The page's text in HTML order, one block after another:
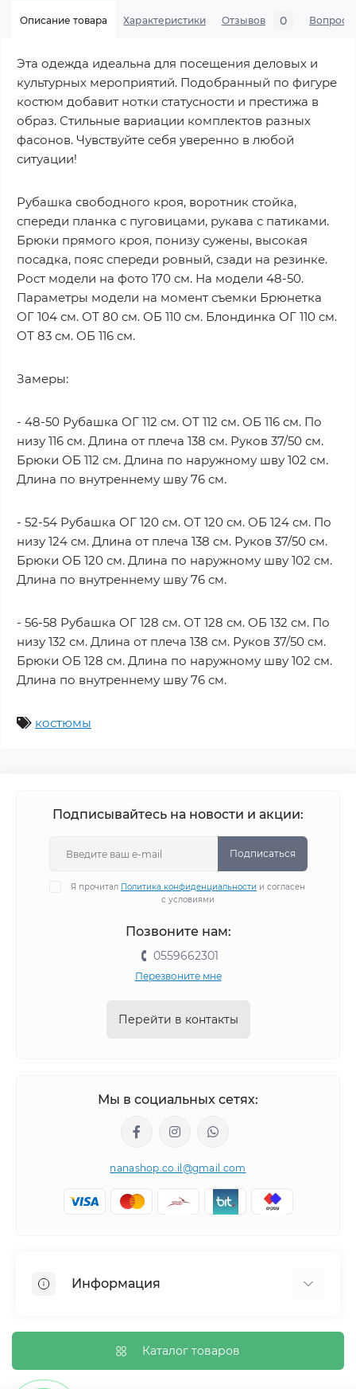
Описание товара Характеристики Отзывов 0 Вопросы
Эта одежда идеальна для посещения деловых и
культурных мероприятий. Подобранный по фигуре
костюм добавит нотки статусности и престижа в
образ. Стильные вариации комплектов разных
фасонов. Чувствуйте себя уверенно в любой
ситуации!
Рубашка свободного кроя, воротник стойка,
спереди планка с пуговицами, рукава с патиками.
Брюки прямого кроя, понизу сужены, высокая
посадка, пояс спереди ровный, сзади на резинке.
Рост модели на фото 170 см. На модели 48-50.
Параметры модели на момент съемки Брюнетка
ОГ 104 см. ОТ 80 см. ОБ 110 см. Блондинка ОГ 110 см.
ОТ 83 см. ОБ 116 см.
Замеры:
- 48-50 Рубашка ОГ 112 см. ОТ 112 см. ОБ 116 см. По
низу 116 см. Длина от плеча 138 см. Руков 37/50 см.
Брюки ОБ 112 см. Длина по наружному шву 102 см.
Длина по внутреннему шву 76 см.
- 52-54 Рубашка ОГ 120 см. ОТ 120 см. ОБ 124 см. По
низу 124 см. Длина от плеча 138 см. Руков 37/50 см.
Брюки ОБ 120 см. Длина по наружному шву 102 см.
Длина по внутреннему шву 76 см.
- 56-58 Рубашка ОГ 128 см. ОТ 128 см. ОБ 132 см. По
низу 132 см. Длина от плеча 138 см. Руков 37/50 см.
Брюки ОБ 128 см. Длина по наружному шву 102 см.
Длина по внутреннему шву 76 см.
костюмы
Подписывайтесь на новости и акции:
Подписаться
Я прочитал Политика конфиденциальности и согласен
с условиями
Позвоните нам:
0559662301
Перезвоните мне
Перейти в контакты
Мы в социальных сетях:
nanashop.co.il@gmail.com
Информация
Обмен и возврат
Доставка
Каталог товаров